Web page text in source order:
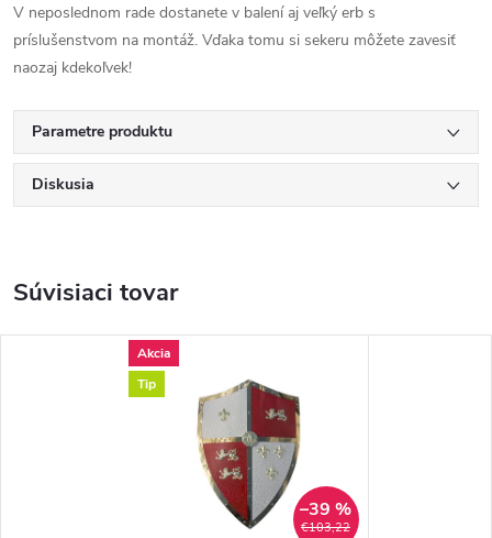
V neposlednom rade dostanete v balení aj veľký erb s
príslušenstvom na montáž. Vďaka tomu si sekeru môžete zavesiť
naozaj kdekoľvek!
Parametre produktu
Diskusia
Súvisiaci tovar
Akcia
Tip
€103,22
–39 %